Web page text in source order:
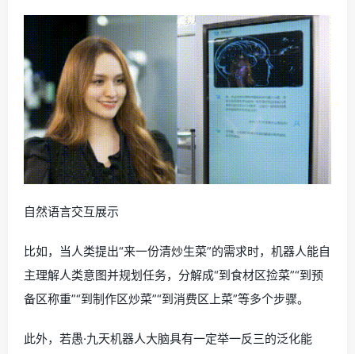
自然语言交互展示
比如，当人类提出“来一份清炒生菜”的需求时，机器人能自
主理解人类意图并规划任务，分解成“到食材区捡菜”“到预
备区称重”“到制作区炒菜”“到消费区上菜”等多个步骤。
此外，若愚·九天机器人大脑具有一定举一反三的泛化能